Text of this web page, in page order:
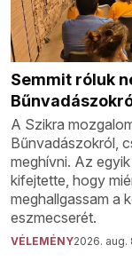
Semmit róluk
A Szikra
Bűnvadászokról,
meghívni. Az
kifejtette, hogy
meghallgassam a
eszmecserét.
VÉLEMÉNY2026. aug.